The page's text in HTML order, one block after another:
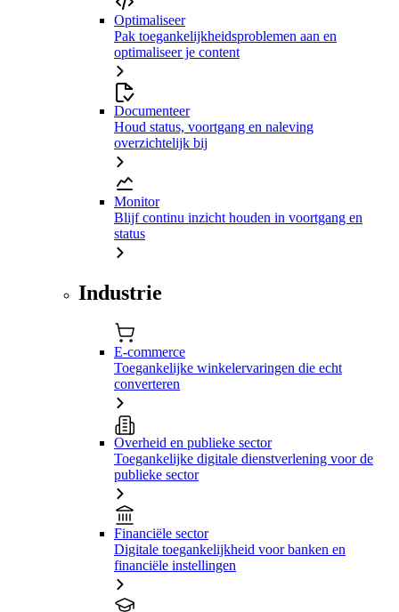
Optimaliseer
Pak toegankelijkheidsproblemen aan en
optimaliseer je content
Documenteer
Houd status, voortgang en naleving
overzichtelijk bij
Monitor
Blijf continu inzicht houden in voortgang en
status
Industrie
E-commerce
Toegankelijke winkelervaringen die echt
converteren
Overheid en publieke sector
Toegankelijke digitale dienstverlening voor de
publieke sector
Financiële sector
Digitale toegankelijkheid voor banken en
financiële instellingen